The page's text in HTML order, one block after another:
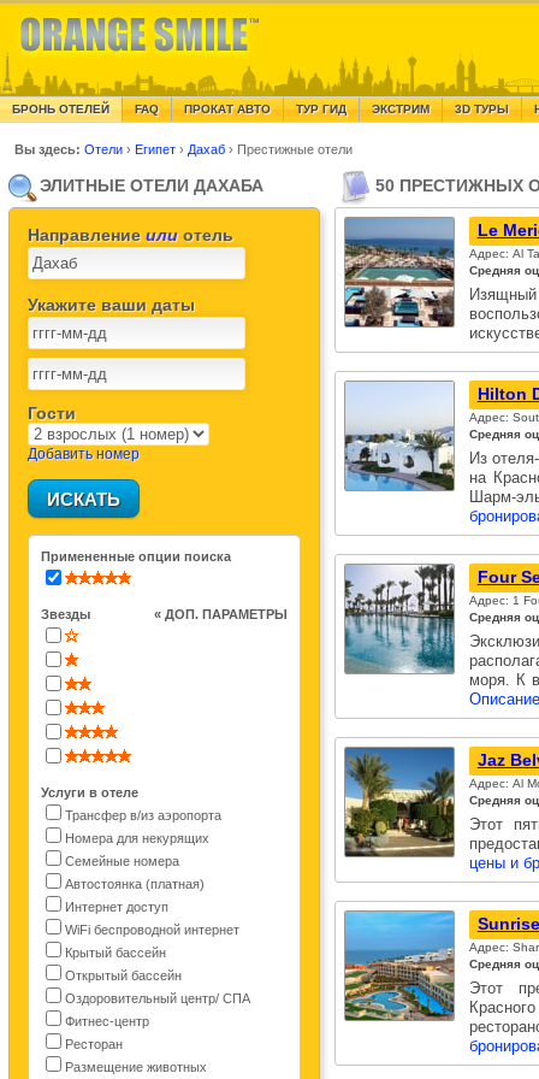
БРОНЬ ОТЕЛЕЙ FAQ ПРОКАТ АВТО ТУР ГИД ЭКСТРИМ 3D ТУРЫ
Вы здесь: Отели›Египет› Дахаб› Престижные отели
ЭЛИТНЫЕ ОТЕЛИ ДАХАБА
Направлениеилиотель
Укажите ваши даты
Гости
Добавить номер
Примененные опции поиска
Звезды « ДОП. ПАРАМЕТРЫ
Услуги в отеле
Трансфер в/из аэропорта
Номера для некурящих
Семейные номера
Автостоянка (платная)
Интернет доступ
WiFi беспроводной интернет
Крытый бассейн
Открытый бассейн
Оздоровительный центр/ СПА
Фитнес-центр
Ресторан
Размещение животных
50 ПРЕСТИЖНЫХ
Le
Адрес: Al
Средняя
Hilton
Адрес:
Средняя
Из
на
Шарм-
Four
Адрес: 1
Средняя
моря. К
Jaz
Адрес: Al
Средняя
Этот
цены и
Адрес:
Средняя
Этот